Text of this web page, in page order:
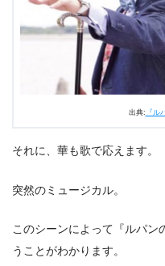
出典: 『ル
それに、華も歌で応えます。
突然のミュージカル。
このシーンによって『ルパン
うことがわかります。